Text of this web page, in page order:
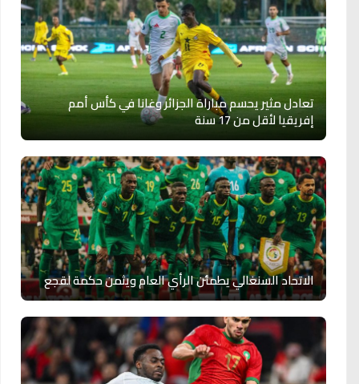
تعادل مثير يحسم مباراة الجزائر وغانا في كأس أمم
إفريقيا لأقل من 17 سنة
الاتحاد السنغالي يطمئن الرأي العام ويثمن حكمة لقجع